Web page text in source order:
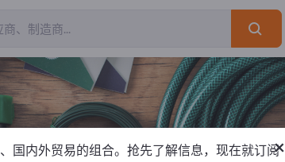
×
国内外贸易的组合。抢先了解信息，现在就订阅